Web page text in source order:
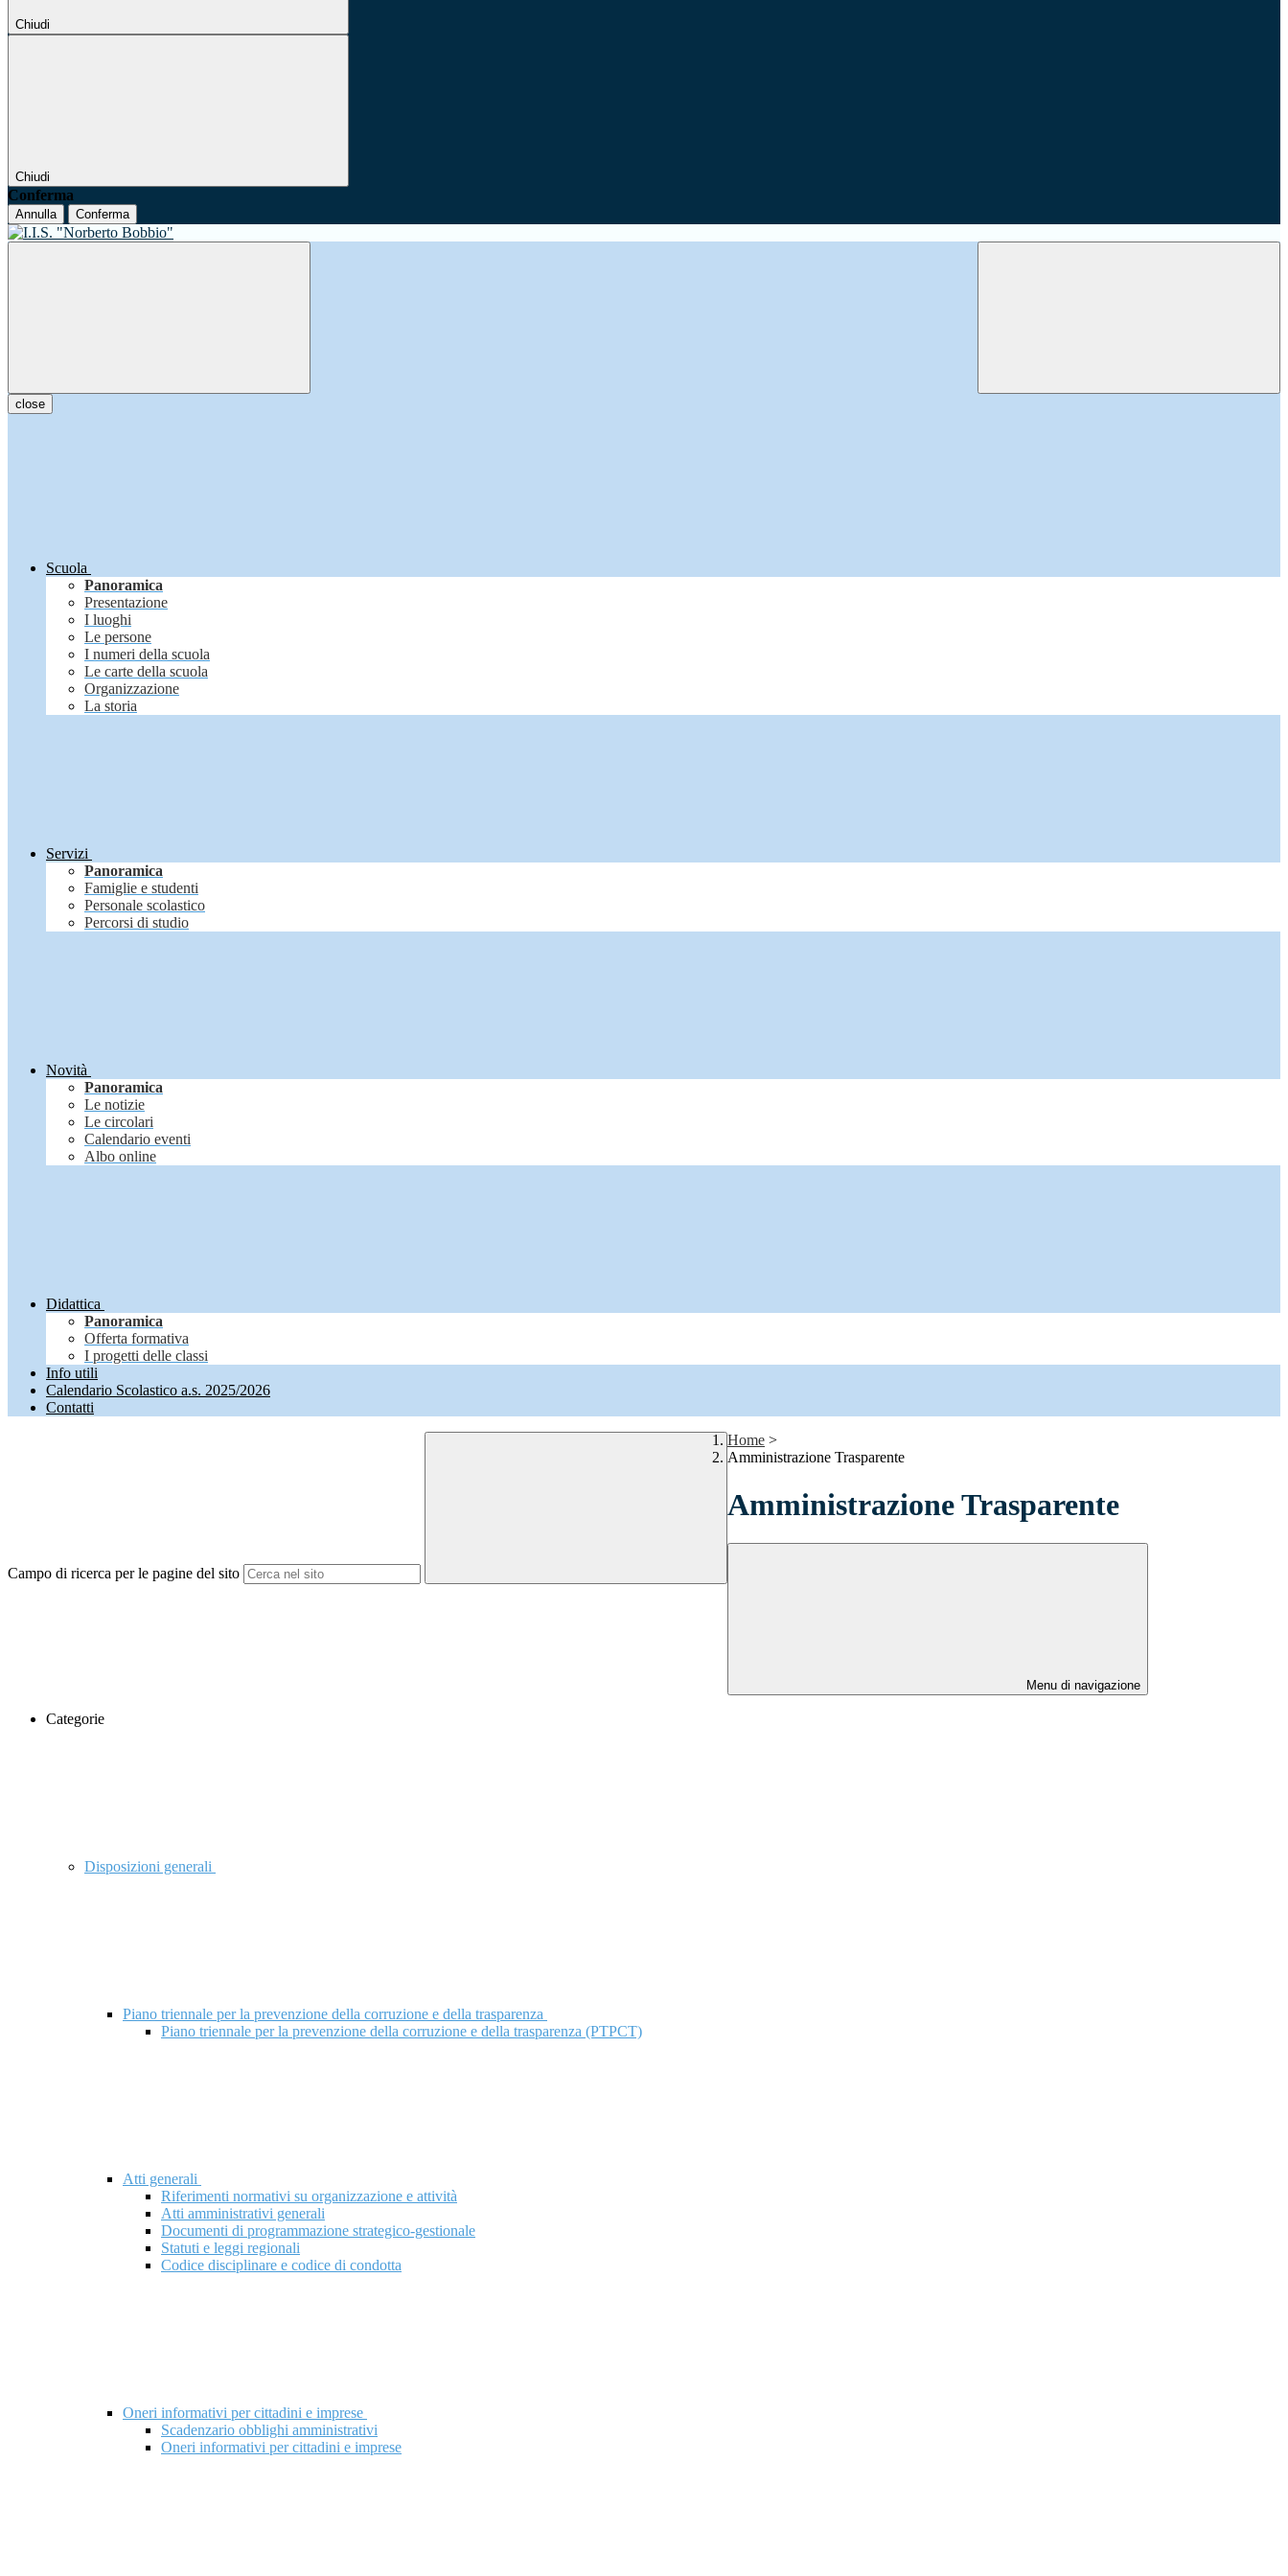
Chiudi
Chiudi
Conferma
Annulla Conferma
close
Scuola
Panoramica
Presentazione
I luoghi
Le persone
I numeri della scuola
Le carte della scuola
Organizzazione
La storia
Servizi
Panoramica
Famiglie e studenti
Personale scolastico
Percorsi di studio
Novità
Panoramica
Le notizie
Le circolari
Calendario eventi
Albo online
Didattica
Panoramica
Offerta formativa
I progetti delle classi
Info utili
Calendario Scolastico a.s. 2025/2026
Contatti
Campo di ricerca per le pagine del sito
Home >
Amministrazione Trasparente
Amministrazione Trasparente
Menu di navigazione
Categorie
Disposizioni generali
Piano triennale per la prevenzione della corruzione e della trasparenza
Piano triennale per la prevenzione della corruzione e della trasparenza (PTPCT)
Atti generali
Riferimenti normativi su organizzazione e attività
Atti amministrativi generali
Documenti di programmazione strategico-gestionale
Statuti e leggi regionali
Codice disciplinare e codice di condotta
Oneri informativi per cittadini e imprese
Scadenzario obblighi amministrativi
Oneri informativi per cittadini e imprese